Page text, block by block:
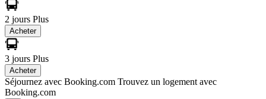
2 jours Plus
Acheter
3 jours Plus
Acheter
Séjournez avec Booking.com Trouvez un logement avec
Booking.com